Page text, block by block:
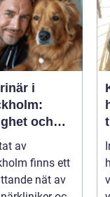
i
och
för din
vän
av
finns ett
nät av